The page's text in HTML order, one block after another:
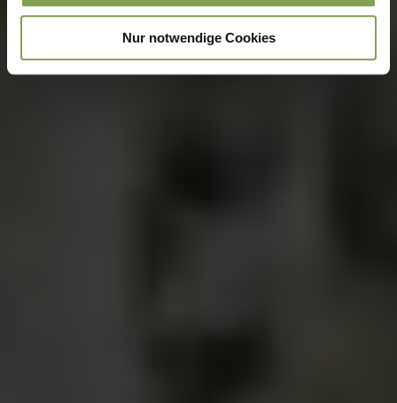
Nur notwendige Cookies